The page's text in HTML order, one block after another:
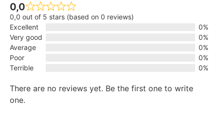
0,0
0,0 out of 5 stars (based on 0 reviews)
Excellent
0%
Very good
0%
Average
0%
Poor
0%
Terrible
0%
There are no reviews yet. Be the first one to write
one.